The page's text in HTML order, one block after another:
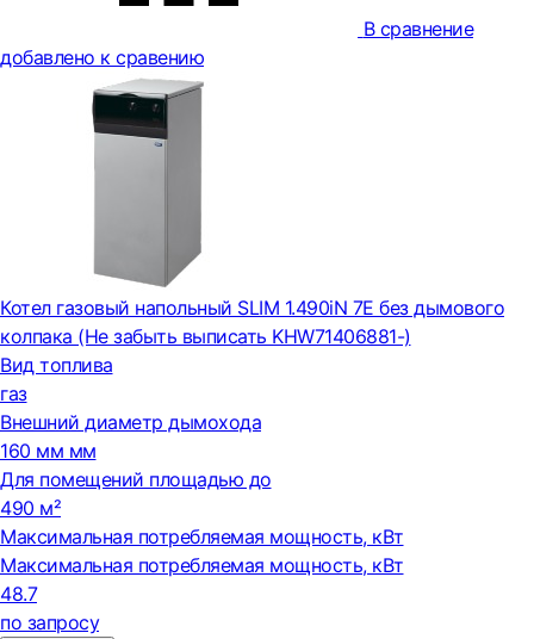
В сравнение
добавлено к сравению
Котел газовый напольный SLIM 1.490iN 7E без дымового
колпака (Не забыть выписать KHW71406881-)
Вид топлива
газ
Внешний диаметр дымохода
160 мм мм
Для помещений площадью до
490 м²
Максимальная потребляемая мощность, кВт
Максимальная потребляемая мощность, кВт
48.7
по запросу